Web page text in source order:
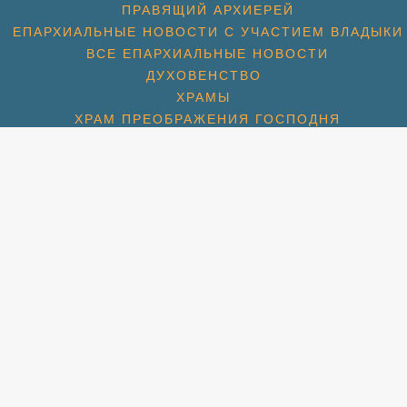
ПРАВЯЩИЙ АРХИЕРЕЙ
ЕПАРХИАЛЬНЫЕ НОВОСТИ С УЧАСТИЕМ ВЛАДЫКИ
ВСЕ ЕПАРХИАЛЬНЫЕ НОВОСТИ
ДУХОВЕНСТВО
ХРАМЫ
ХРАМ ПРЕОБРАЖЕНИЯ ГОСПОДНЯ